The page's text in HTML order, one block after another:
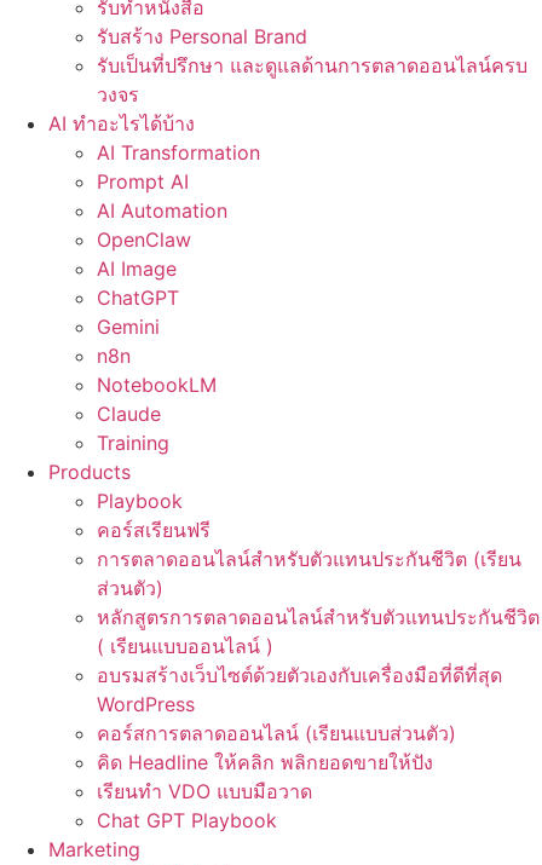
รับทำหนังสือ
รับสร้าง Personal Brand
รับเป็นที่ปรึกษา และดูแลด้านการตลาดออนไลน์ครบ
วงจร
AI ทำอะไรได้บ้าง
AI Transformation
Prompt AI
AI Automation
OpenClaw
AI Image
ChatGPT
Gemini
n8n
NotebookLM
Claude
Training
Products
Playbook
คอร์สเรียนฟรี
การตลาดออนไลน์สำหรับตัวแทนประกันชีวิต (เรียน
ส่วนตัว)
หลักสูตรการตลาดออนไลน์สำหรับตัวแทนประกันชีวิต
( เรียนแบบออนไลน์ )
อบรมสร้างเว็บไซต์ด้วยตัวเองกับเครื่องมือที่ดีที่สุด
WordPress
คอร์สการตลาดออนไลน์ (เรียนแบบส่วนตัว)
คิด Headline ให้คลิก พลิกยอดขายให้ปัง
เรียนทำ VDO แบบมือวาด
Chat GPT Playbook
Marketing